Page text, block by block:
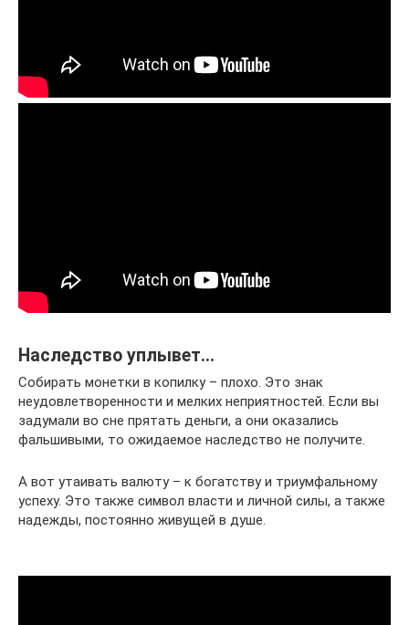
Наследство уплывет…
Собирать монетки в копилку – плохо. Это знак
неудовлетворенности и мелких неприятностей. Если вы
задумали во сне прятать деньги, а они оказались
фальшивыми, то ожидаемое наследство не получите.
А вот утаивать валюту – к богатству и триумфальному
успеху. Это также символ власти и личной силы, а также
надежды, постоянно живущей в душе.